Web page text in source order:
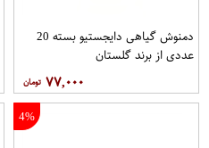
دمنوش گیاهی دایجستیو بسته 20
عددی از برند گلستان
۷۷,۰۰۰
4%